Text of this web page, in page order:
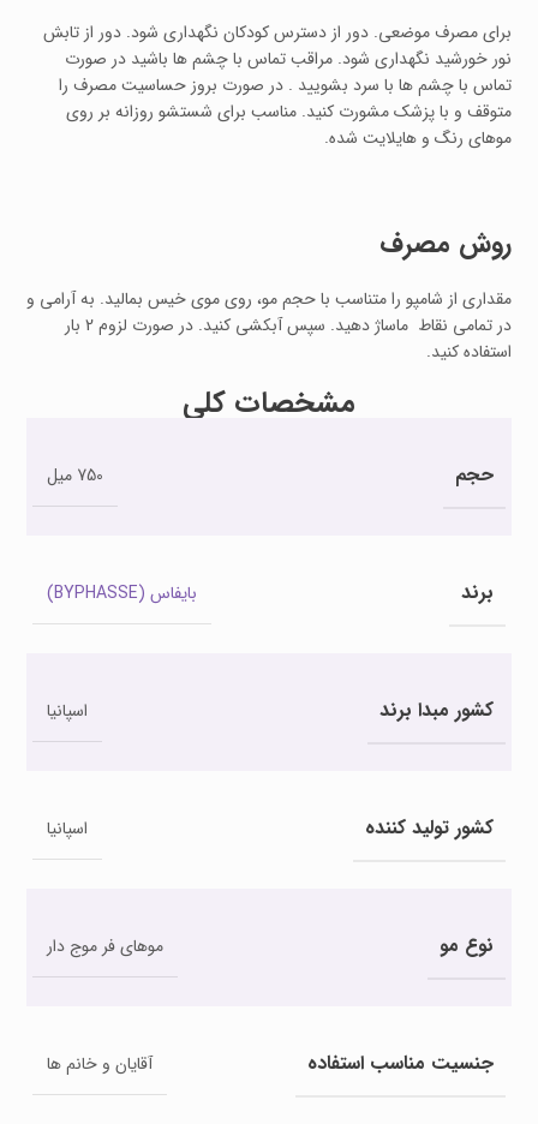
برای مصرف موضعی. دور از دسترس کودکان نگهداری شود. دور از تابش
نور خورشید نگهداری شود. مراقب تماس با چشم ها باشید در صورت
تماس با چشم ها با سرد بشویید . در صورت بروز حساسیت مصرف را
متوقف و با پزشک مشورت کنید. مناسب برای شستشو روزانه بر روی
موهای رنگ و هایلایت شده.
روش مصرف
مقداری از شامپو را متناسب با حجم مو، روی موی خیس بمالید. به آرامی و
در تمامی نقاط ماساژ دهید. سپس آبکشی کنید. در صورت لزوم 2 بار
استفاده کنید.
مشخصات کلی
حجم 750 میل
برند بایفاس (BYPHASSE)
کشور مبدا برند اسپانیا
کشور تولید کننده اسپانیا
نوع مو موهای فر موج دار
جنسیت مناسب استفاده آقایان و خانم ها